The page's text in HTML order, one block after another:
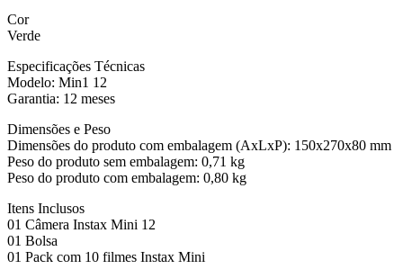
Cor
Verde
Especificações Técnicas
Modelo: Min1 12
Garantia: 12 meses
Dimensões e Peso
Dimensões do produto com embalagem (AxLxP): 150x270x80 mm
Peso do produto sem embalagem: 0,71 kg
Peso do produto com embalagem: 0,80 kg
Itens Inclusos
01 Câmera Instax Mini 12
01 Bolsa
01 Pack com 10 filmes Instax Mini